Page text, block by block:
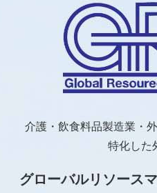
介護・飲食料品製造業・
特化した
グローバルリソース